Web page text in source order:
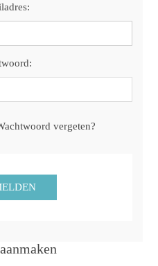
vergeten?